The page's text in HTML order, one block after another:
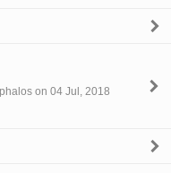
on 04 Jul, 2018